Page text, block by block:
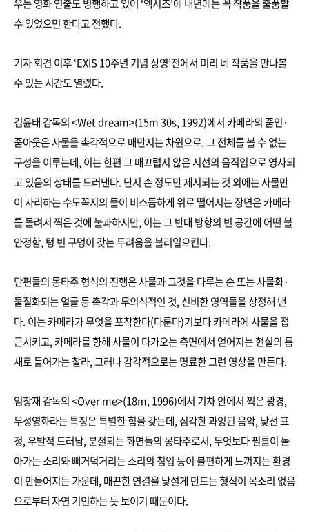
우는 영화 연출도 병행하고 있어 ‘엑시즈’에 내년에는 꼭 작품을 출품할
수 있었으면 한다고 전했다.
기자 회견 이후 ‘EXIS 10주년 기념 상영’전에서 미리 네 작품을 만나볼
수 있는 시간도 열렸다.
김윤태 감독의 <Wet dream>(15m 30s, 1992)에서 카메라의 줌인·
줌아웃은 사물을 촉각적으로 매만지는 차원으로, 그 전체를 볼 수 없는
구성을 이루는데, 이는 한편 그 매끄럽지 않은 시선의 움직임으로 영사되
고 있음의 상태를 드러낸다. 단지 손 정도만 제시되는 것 외에는 사물만
이 자리하는 수도꼭지의 물이 비스듬하게 위로 떨어지는 장면은 카메라
를 돌려서 찍은 것에 불과하지만, 이는 그 반대 방향의 빈 공간에 어떤 불
안정함, 텅 빈 구멍이 갖는 두려움을 불러일으킨다.
단편들의 몽타주 형식의 진행은 사물과 그것을 다루는 손 또는 사물화·
물질화되는 얼굴 등 촉각과 무의식적인 것, 신비한 영역들을 상정해 낸
다. 이는 카메라가 무엇을 포착한다(다룬다)기보다 카메라에 사물을 접
근시키고, 카메라를 향해 사물이 다가오는 측면에서 얻어지는 현실의 틈
새로 틀어가는 찰라, 그러나 감각적으로는 명료한 그런 영상을 만든다.
임창재 감독의 <Over me>(18m, 1996)에서 기차 안에서 찍은 광경,
무성영화라는 특징은 특별한 힘을 갖는데, 심각한 과잉된 음악, 낯선 표
정, 우발적 드러남, 분절되는 화면들의 몽타주로서, 무엇보다 필름이 돌
아가는 소리와 삐거덕거리는 소리의 침입 등이 불편하게 느껴지는 환경
이 만들어지는 가운데, 매끈한 연결을 낯설게 만드는 형식이 목소리 없음
으로부터 자연 기인하는 듯 보이기 때문이다.